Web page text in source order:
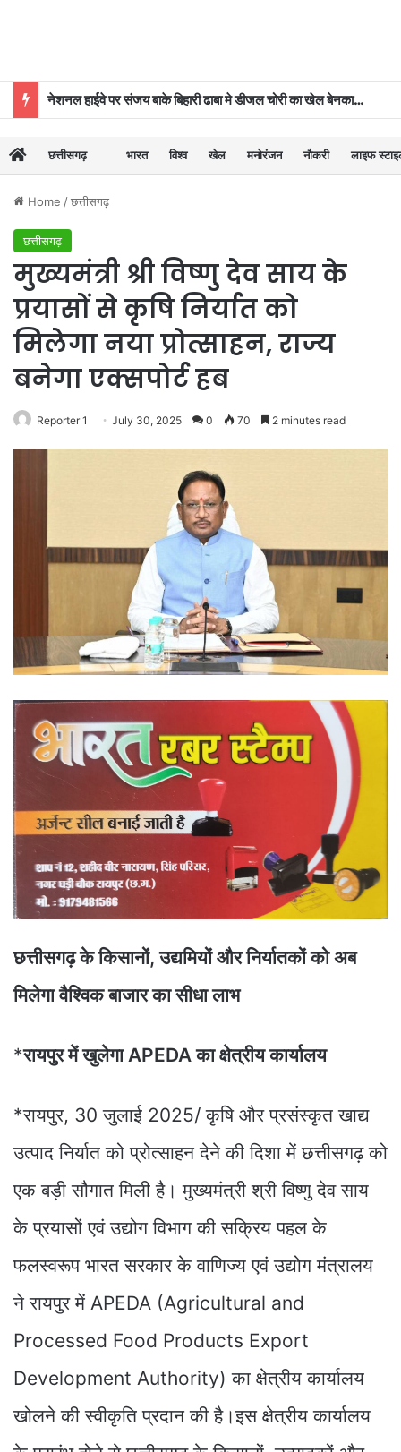
नेशनल हाईवे पर संजय बाके बिहारी ढाबा मे डीजल चोरी का खेल बेनकाब, पुलिस की कार्रवाई से मचा हड़कंप
छत्तीसगढ़ भारत विश्व खेल मनोरंजन नौकरी लाइफ
Home /छत्तीसगढ़
छत्तीसगढ़
मुख्यमंत्री श्री विष्णु देव साय के
प्रयासों से कृषि निर्यात को
मिलेगा नया प्रोत्साहन, राज्य
बनेगा एक्सपोर्ट हब
Reporter 1 July 30, 2025 0 70 2 minutes read
छत्तीसगढ़ के किसानों, उद्यमियों और निर्यातकों को अब
मिलेगा वैश्विक बाजार का सीधा लाभ
*रायपुर में खुलेगा APEDA का क्षेत्रीय कार्यालय
*रायपुर, 30 जुलाई 2025/ कृषि और प्रसंस्कृत खाद्य
उत्पाद निर्यात को प्रोत्साहन देने की दिशा में छत्तीसगढ़ को
एक बड़ी सौगात मिली है। मुख्यमंत्री श्री विष्णु देव साय
के प्रयासों एवं उद्योग विभाग की सक्रिय पहल के
फलस्वरूप भारत सरकार के वाणिज्य एवं उद्योग मंत्रालय
ने रायपुर में APEDA (Agricultural and
Processed Food Products Export
Development Authority) का क्षेत्रीय कार्यालय
खोलने की स्वीकृति प्रदान की है।इस क्षेत्रीय कार्यालय